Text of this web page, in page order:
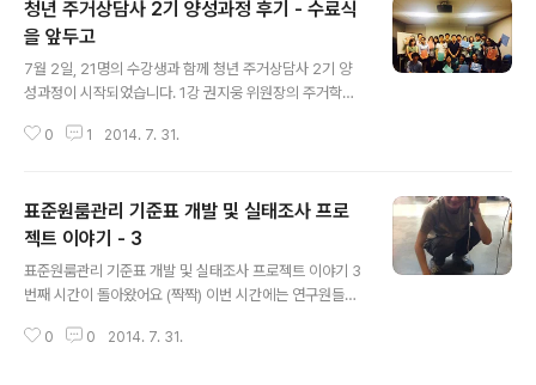
청년 주거상담사 2기 양성과정 후기 - 수료식
을 앞두고
7월 2일, 21명의 수강생과 함께 청년 주거상담사 2기 양
성과정이 시작되었습니다. 1강 권지웅 위원장의 주거학개
는 토론 시간이 진행되었고, 각자 자기소개와 함께 왜 주거
열정으로 가득했어요! 모르는 점이나 궁금한 점을 바로바
로 질문해서 더욱 풍부한 강의가 되었습니다. 또 항상 시간
이 모자랄만큼 열띤 토론으로 다양한 의견을 나눌 수 있어
서 좋았습니다! 이렇게 공부도 열심히 하지만 놀 때도 열심
히! 밥을 먹으면서 강의 후 들었던 궁금증이나 생각들을 나
누었어요. 각자 강의에 대한 이야기도 하고, 서로에 대해 물
0 1 2014. 7. 31.
표준원룸관리 기준표 개발 및 실태조사 프로
젝트 이야기 - 3
표준원룸관리 기준표 개발 및 실태조사 프로젝트 이야기 3
번째 시간이 돌아왔어요 (짝짝) 이번 시간에는 연구원들이
들에 빙의한 죄수범 연구원) 원룸관리 기준표를 작성하기
0 0 2014. 7. 31.